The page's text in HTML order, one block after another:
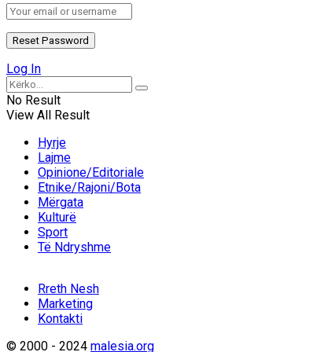
Log In
No Result
View All Result
Hyrje
Lajme
Opinione/Editoriale
Etnike/Rajoni/Bota
Mërgata
Kulturë
Sport
Të Ndryshme
Rreth Nesh
Marketing
Kontakti
© 2000 - 2024 malesia.org